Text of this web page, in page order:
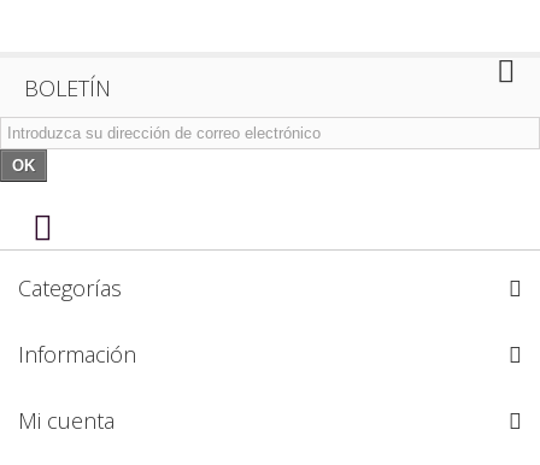
BOLETÍN
OK
Categorías
Información
Mi cuenta